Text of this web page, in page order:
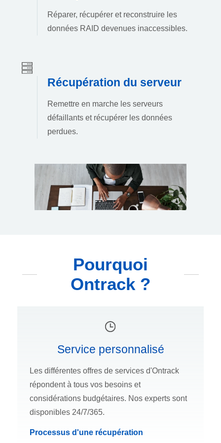
Réparer, récupérer et reconstruire les
données RAID devenues inaccessibles.
Récupération du serveur
Remettre en marche les serveurs
défaillants et récupérer les données
perdues.
Pourquoi
Ontrack ?
Service personnalisé
Les différentes offres de services d'Ontrack
répondent à tous vos besoins et
considérations budgétaires. Nos experts sont
disponibles 24/7/365.
Processus d'une récupération